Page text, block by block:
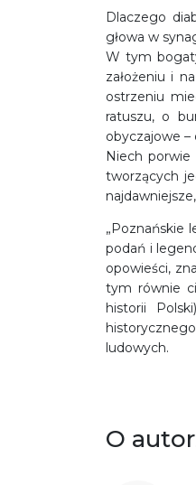
Dlaczego
głowa w
W tym
założeniu i
ostrzeniu
ratuszu, o
obyczajowe –
Niech porwie
tworzących
„Poznańskie
podań i
opowieści,
tym równie
historii
ludowych.
O